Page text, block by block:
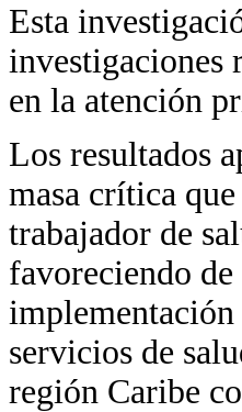
Esta
investigaciones
en la atención
Los resultados
masa crítica
trabajador de
favoreciendo de
implementación
servicios de
región Caribe